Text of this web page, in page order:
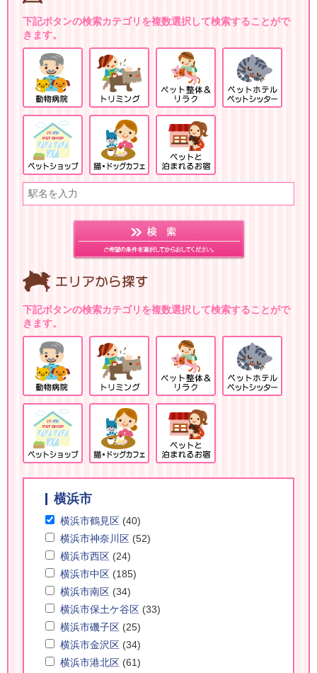
下記ボタンの検索カテゴリを複数選択して検索することがで
きます。
下記ボタンの検索カテゴリを複数選択して検索することがで
きます。
横浜市
横浜市鶴見区 (40)
横浜市神奈川区 (52)
横浜市西区 (24)
横浜市中区 (185)
横浜市南区 (34)
横浜市保土ケ谷区 (33)
横浜市磯子区 (25)
横浜市金沢区 (34)
横浜市港北区 (61)